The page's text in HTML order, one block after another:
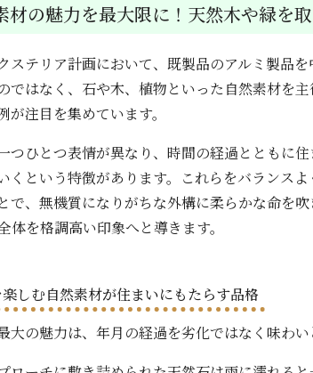
材の魅力を最大限に！天然木や緑を
ステリア計画において、既製品のアルミ製品を
ではなく、石や木、植物といった自然素材を主
が注目を集めています。
つひとつ表情が異なり、時間の経過とともに住
くという特徴があります。これらをバランスよ
で、無機質になりがちな外構に柔らかな命を
体を格調高い印象へと導きます。
しむ自然素材が住まいにもたらす品格
大の魅力は、年月の経過を劣化ではなく味わい